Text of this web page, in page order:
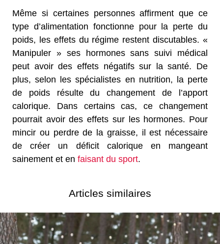
Même si certaines personnes affirment que ce
type d’alimentation fonctionne pour la perte du
poids, les effets du régime restent discutables. «
Manipuler » ses hormones sans suivi médical
peut avoir des effets négatifs sur la santé. De
plus, selon les spécialistes en nutrition, la perte
de poids résulte du changement de l’apport
calorique. Dans certains cas, ce changement
pourrait avoir des effets sur les hormones. Pour
mincir ou perdre de la graisse, il est nécessaire
de créer un déficit calorique en mangeant
sainement et en faisant du sport.
Articles similaires